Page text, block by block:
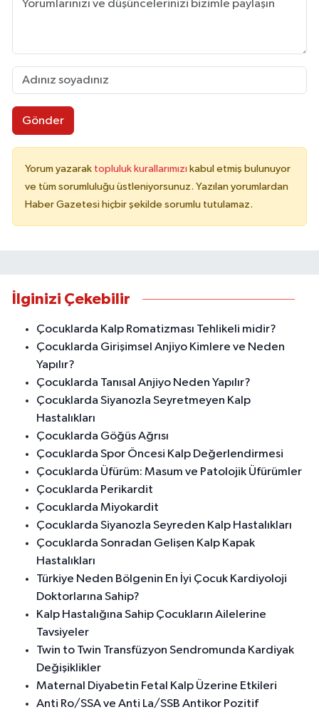
Gönder
Yorum yazarak topluluk kurallarımızı kabul etmiş bulunuyor
ve tüm sorumluluğu üstleniyorsunuz. Yazılan yorumlardan
Haber Gazetesi hiçbir şekilde sorumlu tutulamaz.
İlginizi Çekebilir
Çocuklarda Kalp Romatizması Tehlikeli midir?
Çocuklarda Girişimsel Anjiyo Kimlere ve Neden
Yapılır?
Çocuklarda Tanısal Anjiyo Neden Yapılır?
Çocuklarda Siyanozla Seyretmeyen Kalp
Hastalıkları
Çocuklarda Göğüs Ağrısı
Çocuklarda Spor Öncesi Kalp Değerlendirmesi
Çocuklarda Üfürüm: Masum ve Patolojik Üfürümler
Çocuklarda Perikardit
Çocuklarda Miyokardit
Çocuklarda Siyanozla Seyreden Kalp Hastalıkları
Çocuklarda Sonradan Gelişen Kalp Kapak
Hastalıkları
Türkiye Neden Bölgenin En İyi Çocuk Kardiyoloji
Doktorlarına Sahip?
Kalp Hastalığına Sahip Çocukların Ailelerine
Tavsiyeler
Twin to Twin Transfüzyon Sendromunda Kardiyak
Değişiklikler
Maternal Diyabetin Fetal Kalp Üzerine Etkileri
Anti Ro/SSA ve Anti La/SSB Antikor Pozitif